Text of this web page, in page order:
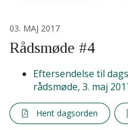
03. MAJ 2017
Rådsmøde #4
Eftersendelse til
rådsmøde, 3. maj
Hent dagsorden